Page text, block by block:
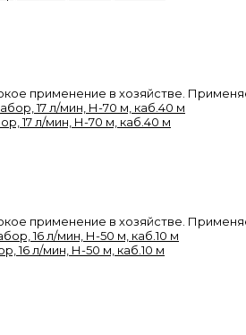
применение в хозяйстве.
17 л/мин, Н-70 м, каб.40 м
применение в хозяйстве.
16 л/мин, Н-50 м, каб.10 м